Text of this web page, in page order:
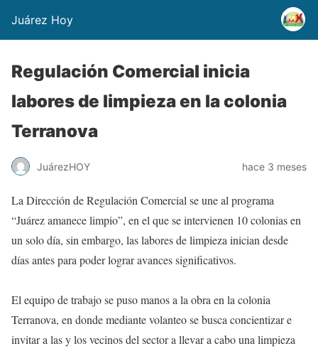
Juárez Hoy
Regulación Comercial inicia
labores de limpieza en la colonia
Terranova
JuárezHOY hace 3 meses
La Dirección de Regulación Comercial se une al programa
“Juárez amanece limpio”, en el que se intervienen 10 colonias en
un solo día, sin embargo, las labores de limpieza inician desde
días antes para poder lograr avances significativos.
El equipo de trabajo se puso manos a la obra en la colonia
Terranova, en donde mediante volanteo se busca concientizar e
invitar a las y los vecinos del sector a llevar a cabo una limpieza